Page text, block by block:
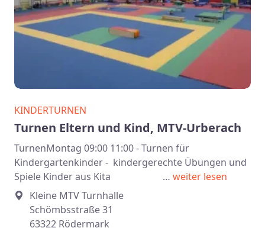
KINDERTURNEN
Turnen Eltern und Kind, MTV-Urberach
TurnenMontag 09:00 11:00 - Turnen für
Kindergartenkinder - kindergerechte Übungen und
Spiele Kinder aus Kita … weiter lesen
Kleine MTV Turnhalle
Schömbsstraße 31
63322 Rödermark